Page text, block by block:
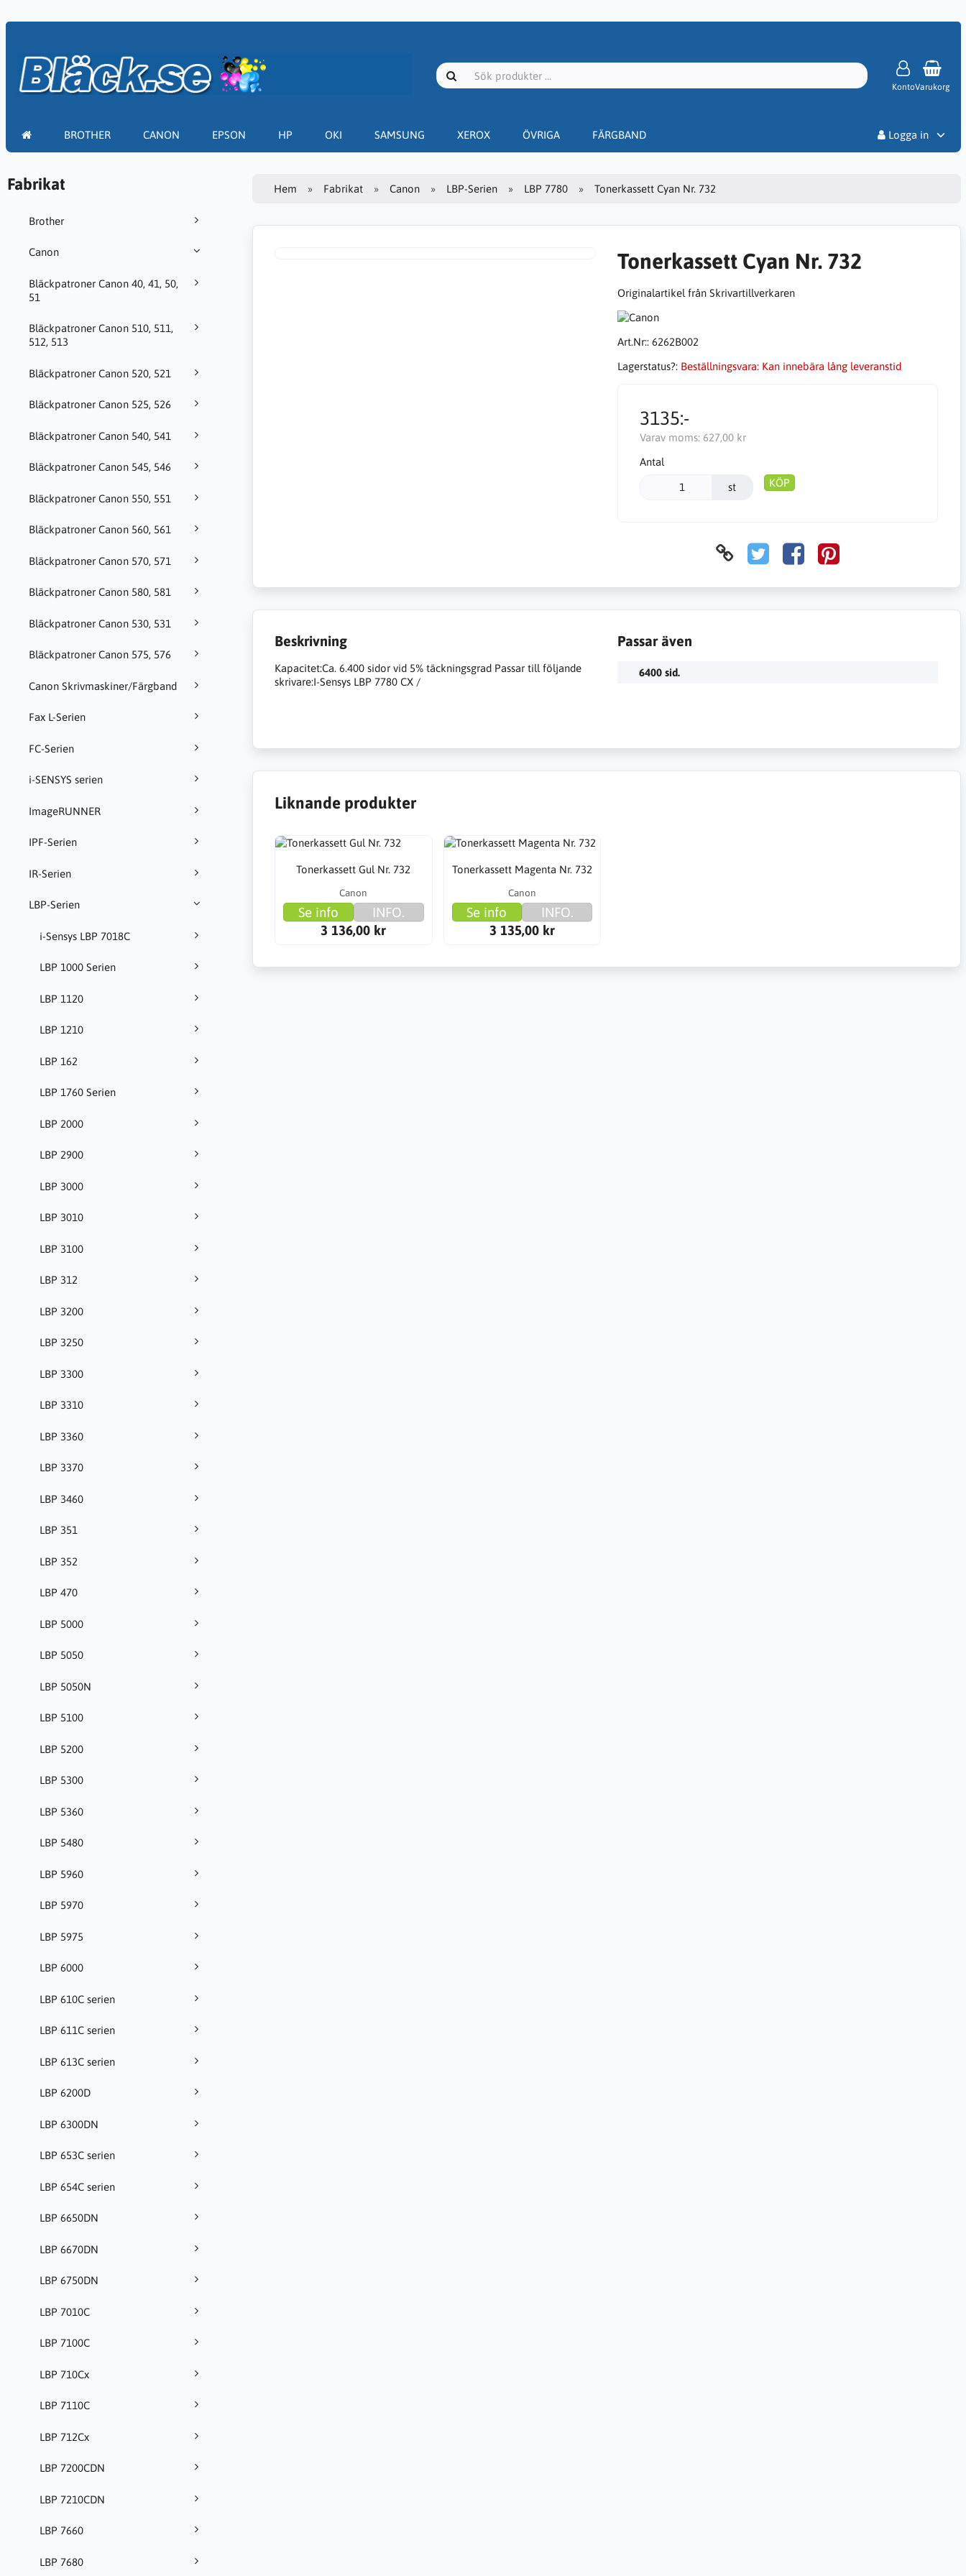
KontoVarukorg
BROTHER CANON EPSON HP OKI SAMSUNG XEROX ÖVRIGA FÄRGBAND
Logga in
Fabrikat
Brother
Canon
Bläckpatroner Canon 40, 41, 50,
51
Bläckpatroner Canon 510, 511,
512, 513
Bläckpatroner Canon 520, 521
Bläckpatroner Canon 525, 526
Bläckpatroner Canon 540, 541
Bläckpatroner Canon 545, 546
Bläckpatroner Canon 550, 551
Bläckpatroner Canon 560, 561
Bläckpatroner Canon 570, 571
Bläckpatroner Canon 580, 581
Bläckpatroner Canon 530, 531
Bläckpatroner Canon 575, 576
Canon Skrivmaskiner/Färgband
Fax L-Serien
FC-Serien
i-SENSYS serien
ImageRUNNER
IPF-Serien
IR-Serien
LBP-Serien
i-Sensys LBP 7018C
LBP 1000 Serien
LBP 1120
LBP 1210
LBP 162
LBP 1760 Serien
LBP 2000
LBP 2900
LBP 3000
LBP 3010
LBP 3100
LBP 312
LBP 3200
LBP 3250
LBP 3300
LBP 3310
LBP 3360
LBP 3370
LBP 3460
LBP 351
LBP 352
LBP 470
LBP 5000
LBP 5050
LBP 5050N
LBP 5100
LBP 5200
LBP 5300
LBP 5360
LBP 5480
LBP 5960
LBP 5970
LBP 5975
LBP 6000
LBP 610C serien
LBP 611C serien
LBP 613C serien
LBP 6200D
LBP 6300DN
LBP 653C serien
LBP 654C serien
LBP 6650DN
LBP 6670DN
LBP 6750DN
LBP 7010C
LBP 7100C
LBP 710Cx
LBP 7110C
LBP 712Cx
LBP 7200CDN
LBP 7210CDN
LBP 7660
LBP 7680
Hem Fabrikat Canon LBP-Serien LBP 7780 Tonerkassett Cyan Nr. 732
Tonerkassett Cyan Nr. 732
Originalartikel från Skrivartillverkaren
Art.Nr:: 6262B002
Lagerstatus?: Beställningsvara: Kan innebära lång leveranstid
3135:-
Varav moms: 627,00 kr
Antal
st KÖP
Beskrivning
Kapacitet:Ca. 6.400 sidor vid 5% täckningsgrad Passar till följande
skrivare:I-Sensys LBP 7780 CX /
Passar även
6400 sid.
Liknande produkter
Tonerkassett Gul Nr. 732
Canon
Se info
INFO.
3 136,00 kr
Tonerkassett Magenta Nr. 732
Canon
Se info
INFO.
3 135,00 kr